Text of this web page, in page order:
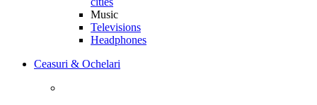
Music
Televisions
Headphones
Ceasuri & Ochelari